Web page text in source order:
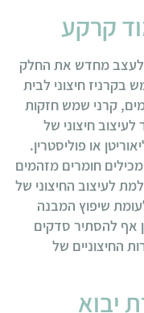
קרקע
לעצב מחדש את החלק
בקרניז חיצוני לבית
קרני שמש חזקות
לעיצוב חיצוני של
או פוליסטרין.
חומרים מזהמים
לעיצוב החיצוני של
שיפוץ המבנה
אף להסתיר סדקים
החיצוניים של
יבוא